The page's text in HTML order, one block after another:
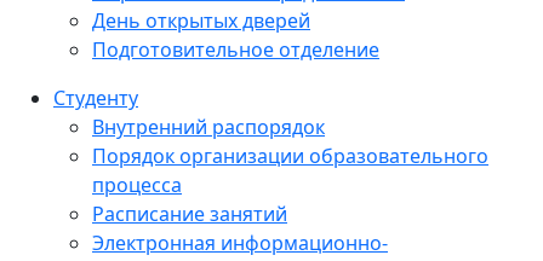
День открытых дверей
Подготовительное отделение
Студенту
Внутренний распорядок
Порядок организации образовательного
процесса
Расписание занятий
Электронная информационно-